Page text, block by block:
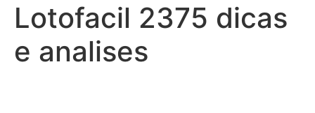
Lotofacil 2375 dicas
e analises